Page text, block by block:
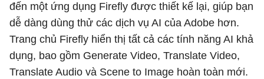
đến một ứng dụng Firefly được thiết kế lại, giúp bạn
dễ dàng dùng thử các dịch vụ AI của Adobe hơn.
Trang chủ Firefly hiển thị tất cả các tính năng AI khả
dụng, bao gồm Generate Video, Translate Video,
Translate Audio và Scene to Image hoàn toàn mới.